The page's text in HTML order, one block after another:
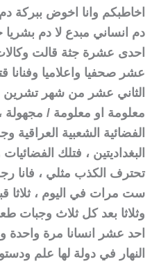
اخاطبكم وانا اخوض ببركة
دم انساني مبدع لا دم
احدى عشرة جثة قالت وكالات
عشر صحفيا واعلاميا
معلومة او معلومة / مجهولة
الفضائية الشعبية العراقية
البغداديتين ، فتلك
تحترف الكذب مثلي ، فانا
ست مرات في اليوم ، ثلاثا
وثلاثا بعد كل ثلاث وجبات
احد عشر انسانا مرة
النهار في دولة لها علم